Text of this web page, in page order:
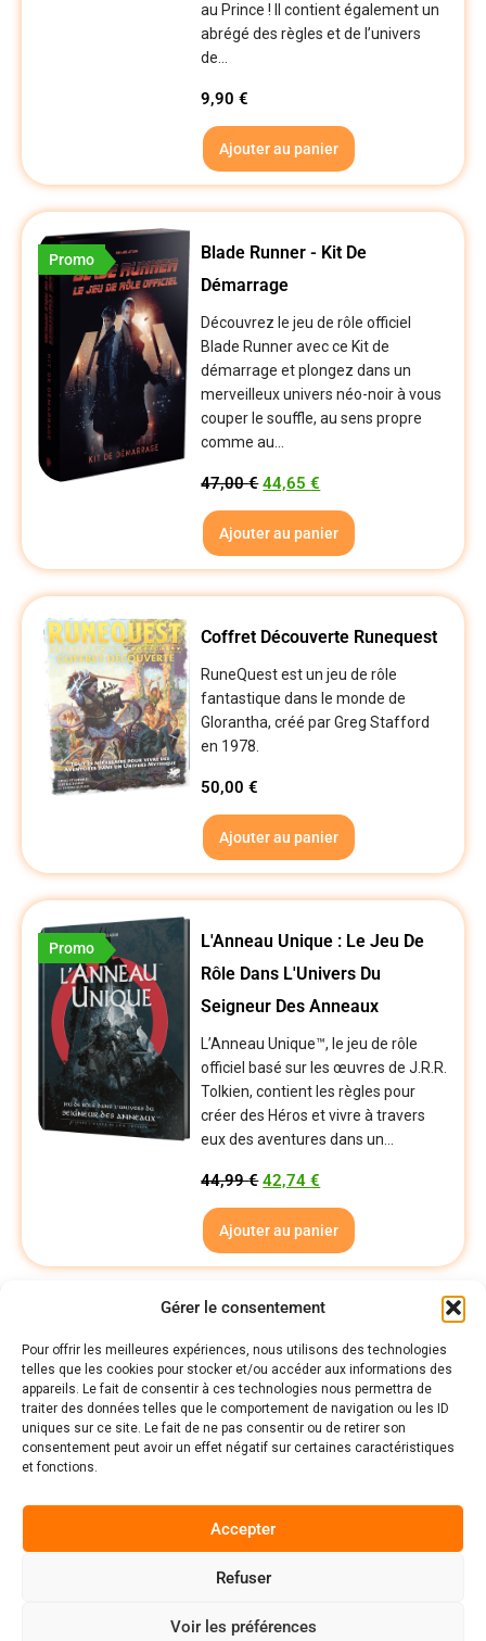
Gérer le consentement
Pour offrir les meilleures expériences, nous utilisons des technologies
telles que les cookies pour stocker et/ou accéder aux informations des
appareils. Le fait de consentir à ces technologies nous permettra de
traiter des données telles que le comportement de navigation ou les ID
uniques sur ce site. Le fait de ne pas consentir ou de retirer son
consentement peut avoir un effet négatif sur certaines caractéristiques
et fonctions.
Accepter
Refuser
Voir les préférences
au Prince ! Il contient également un
abrégé des règles et de l’univers
de...
9,90€
Ajouter au panier
Promo
Blade Runner - Kit De
Démarrage
Découvrez le jeu de rôle officiel
Blade Runner avec ce Kit de
démarrage et plongez dans un
merveilleux univers néo-noir à vous
couper le souffle, au sens propre
comme au...
47,00€ 44,65€
Ajouter au panier
Coffret Découverte Runequest
RuneQuest est un jeu de rôle
fantastique dans le monde de
Glorantha, créé par Greg Stafford
en 1978.
50,00€
Ajouter au panier
Promo
L'Anneau Unique : Le Jeu De
Rôle Dans L'Univers Du
Seigneur Des Anneaux
L’Anneau Unique™, le jeu de rôle
officiel basé sur les œuvres de J.R.R.
Tolkien, contient les règles pour
créer des Héros et vivre à travers
eux des aventures dans un...
44,99€ 42,74€
Ajouter au panier
1
Nos pages
Nos évènements
Nous contacter
Politiques
Politique de confidentialité
Nos conditions de vente et livraison